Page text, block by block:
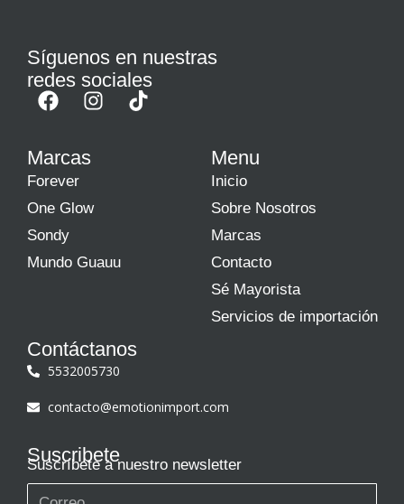
Síguenos en nuestras
redes sociales
Marcas
Forever
One Glow
Sondy
Mundo Guauu
Menu
Inicio
Sobre Nosotros
Marcas
Contacto
Sé Mayorista
Servicios de importación
Contáctanos
5532005730
contacto@emotionimport.com
Suscribete
Suscríbete a nuestro newsletter